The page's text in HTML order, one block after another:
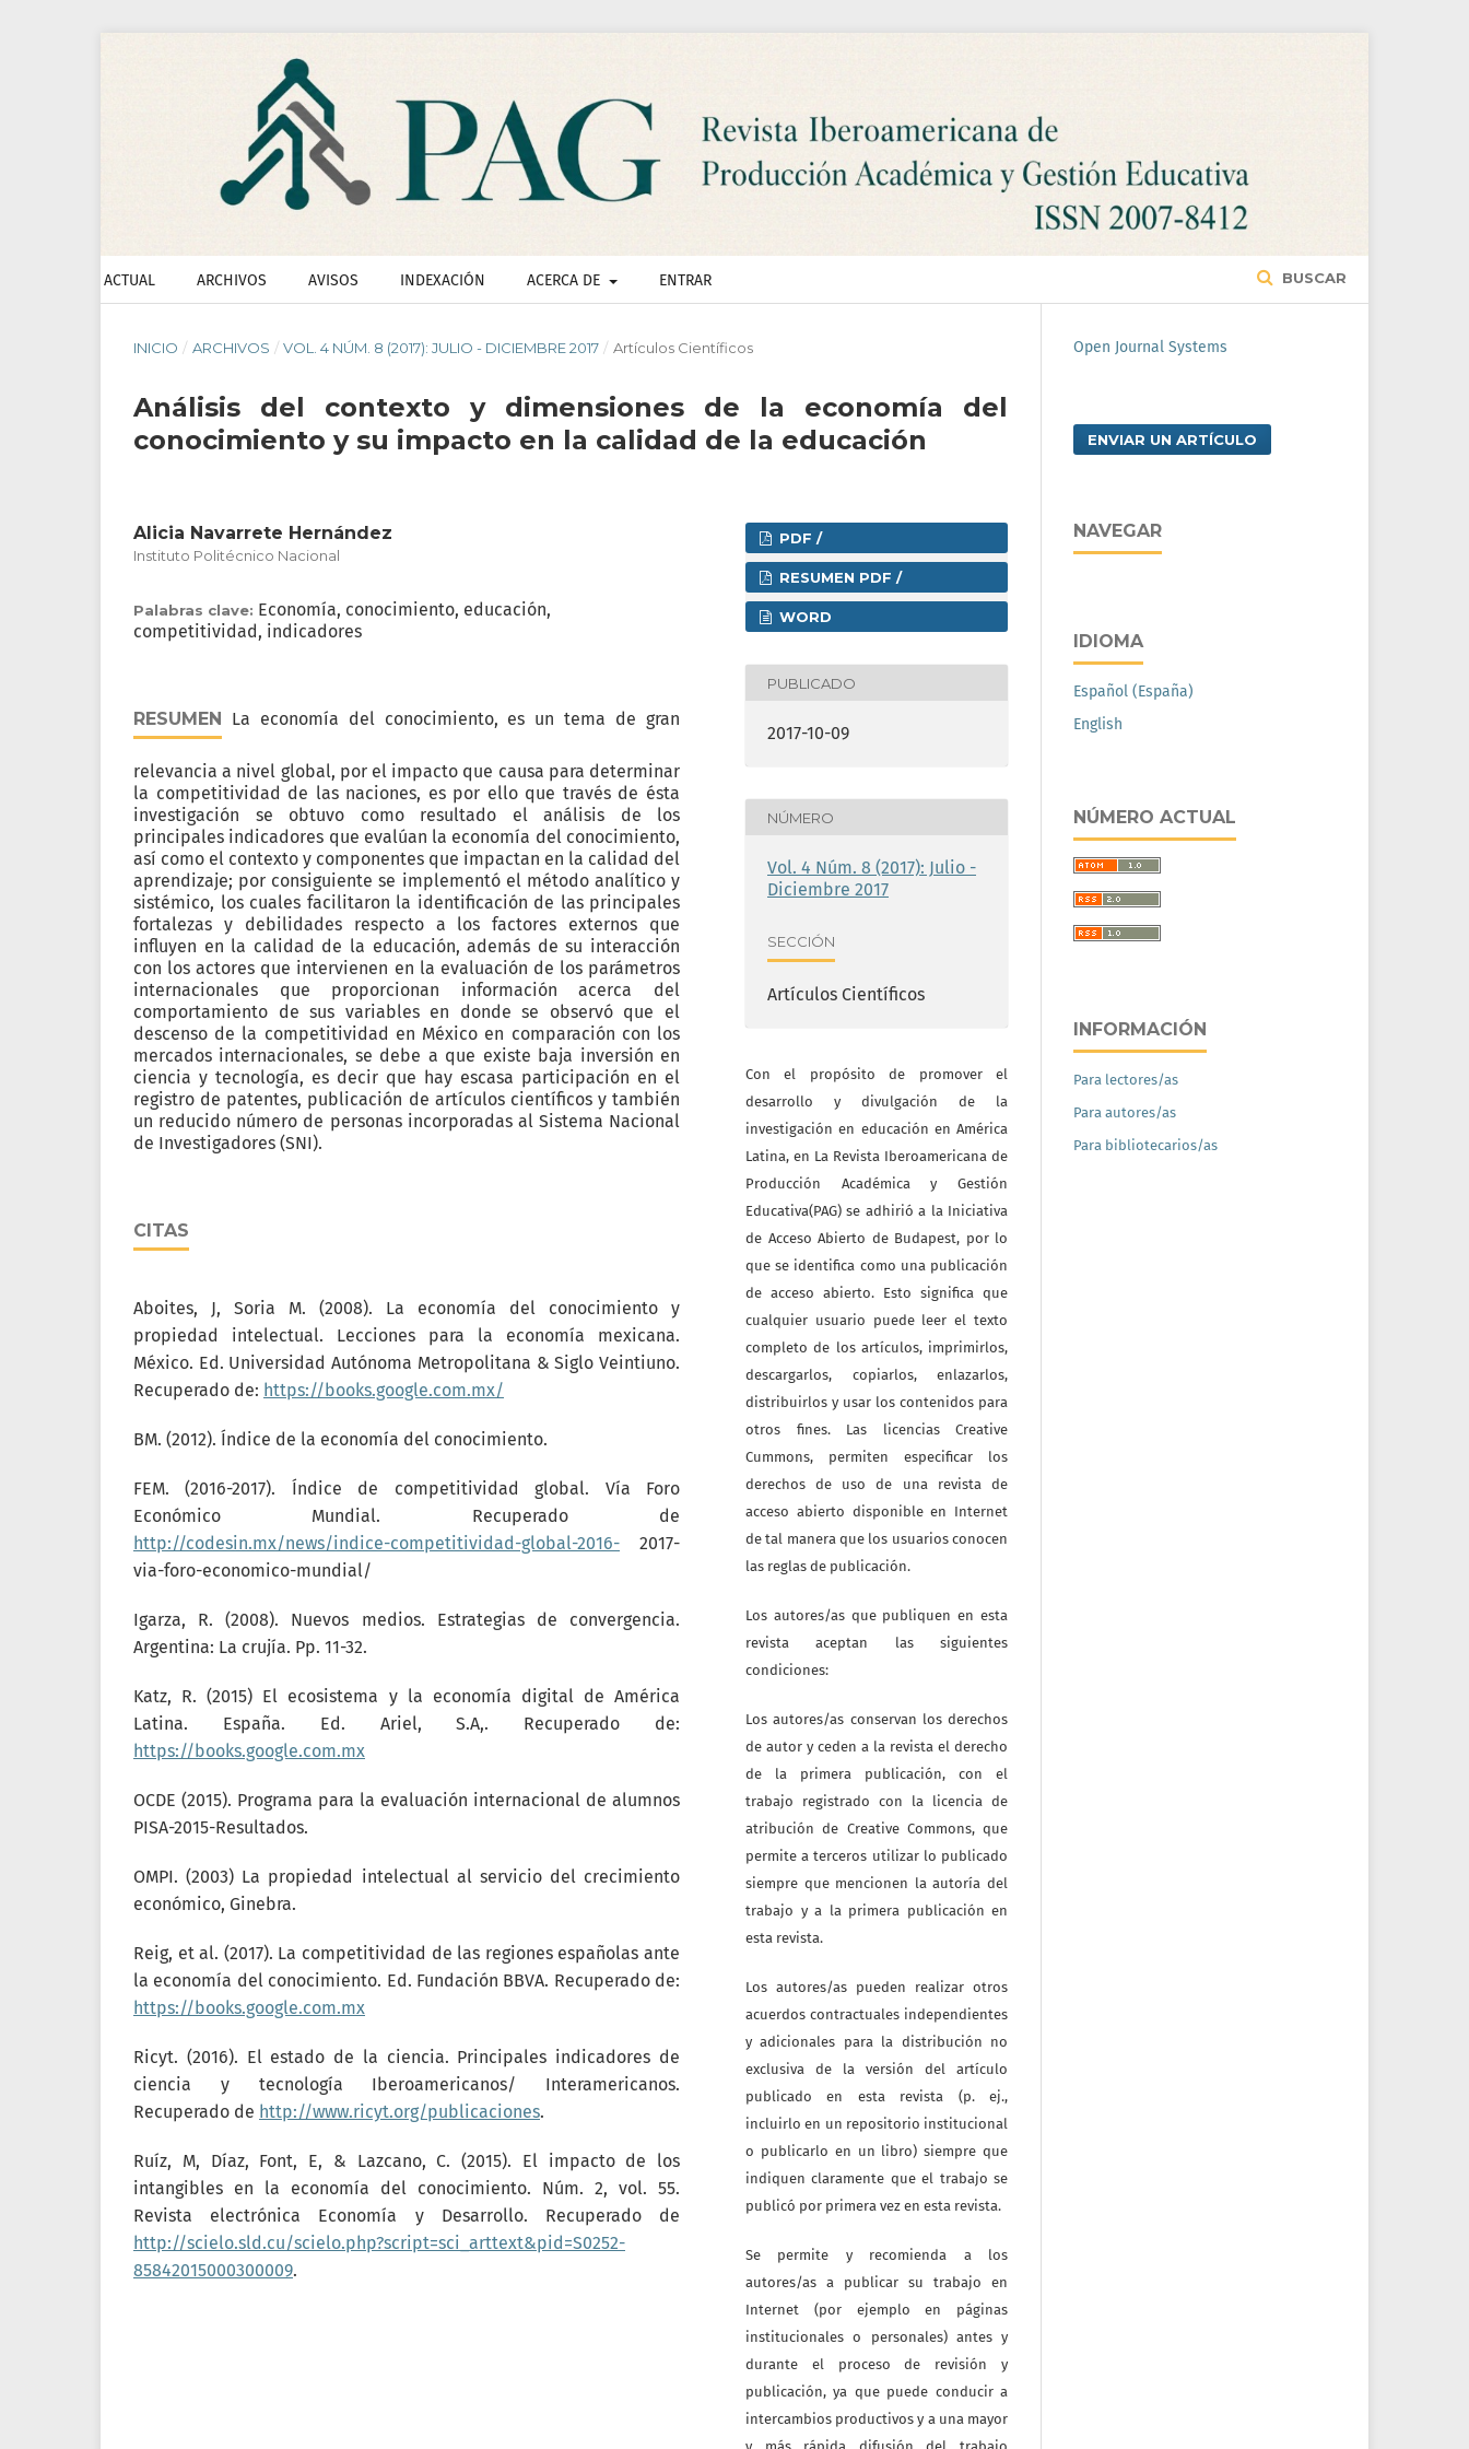
ACTUAL ARCHIVOS AVISOS INDEXACIÓN ACERCA DE ENTRAR BUSCAR
INICIO / ARCHIVOS / VOL. 4 NÚM. 8 (2017): JULIO - DICIEMBRE 2017 / Artículos Científicos
Análisis del contexto y dimensiones de la economía del
conocimiento y su impacto en la calidad de la educación
Alicia Navarrete Hernández
Instituto Politécnico Nacional
Palabras clave: Economía, conocimiento, educación,
competitividad, indicadores
RESUMEN La economía del conocimiento, es un tema de gran
relevancia a nivel global, por el impacto que causa para determinar
la competitividad de las naciones, es por ello que través de ésta
investigación se obtuvo como resultado el análisis de los
principales indicadores que evalúan la economía del conocimiento,
así como el contexto y componentes que impactan en la calidad del
aprendizaje; por consiguiente se implementó el método analítico y
sistémico, los cuales facilitaron la identificación de las principales
fortalezas y debilidades respecto a los factores externos que
influyen en la calidad de la educación, además de su interacción
con los actores que intervienen en la evaluación de los parámetros
internacionales que proporcionan información acerca del
comportamiento de sus variables en donde se observó que el
descenso de la competitividad en México en comparación con los
mercados internacionales, se debe a que existe baja inversión en
ciencia y tecnología, es decir que hay escasa participación en el
registro de patentes, publicación de artículos científicos y también
un reducido número de personas incorporadas al Sistema Nacional
de Investigadores (SNI).
CITAS
Aboites, J, Soria M. (2008). La economía del conocimiento y
propiedad intelectual. Lecciones para la economía mexicana.
México. Ed. Universidad Autónoma Metropolitana & Siglo Veintiuno.
Recuperado de: https://books.google.com.mx/
BM. (2012). Índice de la economía del conocimiento.
FEM. (2016-2017). Índice de competitividad global. Vía Foro
Económico Mundial. Recuperado de
http://codesin.mx/news/indice-competitividad-global-2016- 2017-
via-foro-economico-mundial/
Igarza, R. (2008). Nuevos medios. Estrategias de convergencia.
Argentina: La crujía. Pp. 11-32.
Katz, R. (2015) El ecosistema y la economía digital de América
Latina. España. Ed. Ariel, S.A,. Recuperado de:
https://books.google.com.mx
OCDE (2015). Programa para la evaluación internacional de alumnos
PISA-2015-Resultados.
OMPI. (2003) La propiedad intelectual al servicio del crecimiento
económico, Ginebra.
Reig, et al. (2017). La competitividad de las regiones españolas ante
la economía del conocimiento. Ed. Fundación BBVA. Recuperado de:
https://books.google.com.mx
Ricyt. (2016). El estado de la ciencia. Principales indicadores de
ciencia y tecnología Iberoamericanos/ Interamericanos.
Recuperado de http://www.ricyt.org/publicaciones.
Ruíz, M, Díaz, Font, E, & Lazcano, C. (2015). El impacto de los
intangibles en la economía del conocimiento. Núm. 2, vol. 55.
Revista electrónica Economía y Desarrollo. Recuperado de
http://scielo.sld.cu/scielo.php?script=sci_arttext&pid=S0252-
85842015000300009.
PDF /
RESUMEN PDF /
WORD
PUBLICADO
2017-10-09
NÚMERO
Vol. 4 Núm. 8 (2017): Julio -
Diciembre 2017
SECCIÓN
Artículos Científicos
Con el propósito de promover el
desarrollo y divulgación de la
investigación en educación en América
Latina, en La Revista Iberoamericana de
Producción Académica y Gestión
Educativa(PAG) se adhirió a la Iniciativa
de Acceso Abierto de Budapest, por lo
que se identifica como una publicación
de acceso abierto. Esto significa que
cualquier usuario puede leer el texto
completo de los artículos, imprimirlos,
descargarlos, copiarlos, enlazarlos,
distribuirlos y usar los contenidos para
otros fines. Las licencias Creative
Cummons, permiten especificar los
derechos de uso de una revista de
acceso abierto disponible en Internet
de tal manera que los usuarios conocen
las reglas de publicación.
Los autores/as que publiquen en esta
revista aceptan las siguientes
condiciones:
Los autores/as conservan los derechos
de autor y ceden a la revista el derecho
de la primera publicación, con el
trabajo registrado con la licencia de
atribución de Creative Commons, que
permite a terceros utilizar lo publicado
siempre que mencionen la autoría del
trabajo y a la primera publicación en
esta revista.
Los autores/as pueden realizar otros
acuerdos contractuales independientes
y adicionales para la distribución no
exclusiva de la versión del artículo
publicado en esta revista (p. ej.,
incluirlo en un repositorio institucional
o publicarlo en un libro) siempre que
indiquen claramente que el trabajo se
publicó por primera vez en esta revista.
Se permite y recomienda a los
autores/as a publicar su trabajo en
Internet (por ejemplo en páginas
institucionales o personales) antes y
durante el proceso de revisión y
publicación, ya que puede conducir a
intercambios productivos y a una mayor
Open Journal Systems
ENVIAR UN ARTÍCULO
NAVEGAR
IDIOMA
Español (España)
English
NÚMERO ACTUAL
INFORMACIÓN
Para lectores/as
Para autores/as
Para bibliotecarios/as